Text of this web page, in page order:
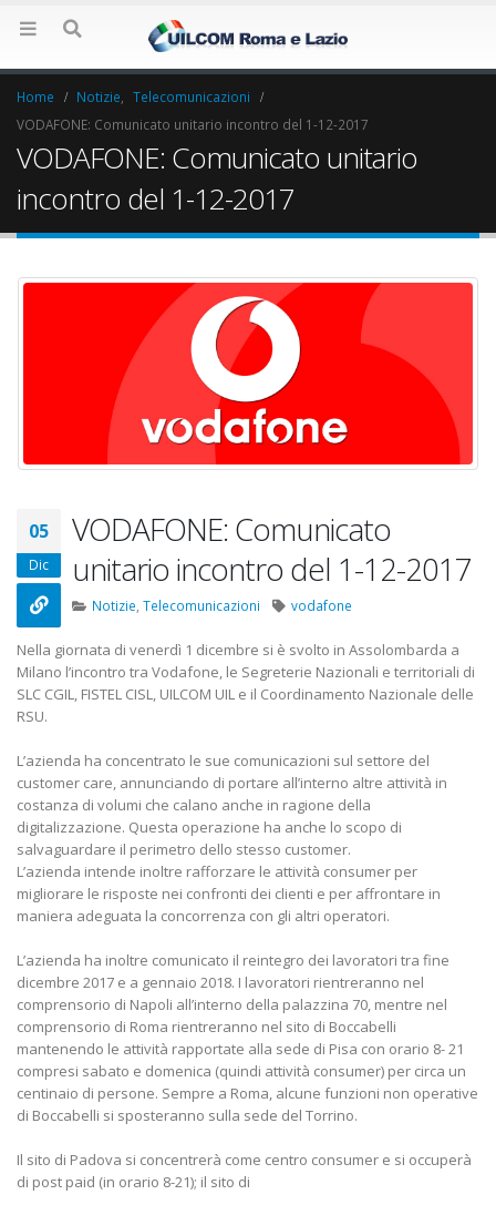
Home Notizie, Telecomunicazioni
VODAFONE: Comunicato unitario incontro del 1-12-2017
VODAFONE: Comunicato unitario
incontro del 1-12-2017
05
Dic
VODAFONE: Comunicato
unitario incontro del 1-12-2017
Notizie Telecomunicazioni vodafone
Nella giornata di venerdì 1 dicembre si è svolto in Assolombarda a
Milano l’incontro tra Vodafone, le Segreterie Nazionali e territoriali di
SLC CGIL, FISTEL CISL, UILCOM UIL e il Coordinamento Nazionale delle
RSU.
L’azienda ha concentrato le sue comunicazioni sul settore del
customer care, annunciando di portare all’interno altre attività in
costanza di volumi che calano anche in ragione della
digitalizzazione. Questa operazione ha anche lo scopo di
salvaguardare il perimetro dello stesso customer.
L’azienda intende inoltre rafforzare le attività consumer per
migliorare le risposte nei confronti dei clienti e per affrontare in
maniera adeguata la concorrenza con gli altri operatori.
L’azienda ha inoltre comunicato il reintegro dei lavoratori tra fine
dicembre 2017 e a gennaio 2018. I lavoratori rientreranno nel
comprensorio di Napoli all’interno della palazzina 70, mentre nel
comprensorio di Roma rientreranno nel sito di Boccabelli
mantenendo le attività rapportate alla sede di Pisa con orario 8- 21
compresi sabato e domenica (quindi attività consumer) per circa un
centinaio di persone. Sempre a Roma, alcune funzioni non operative
di Boccabelli si sposteranno sulla sede del Torrino.
Il sito di Padova si concentrerà come centro consumer e si occuperà
di post paid (in orario 8-21); il sito di
Elezioni RSU Industria
Elezioni RSU TIM Servizi
Digitali
13 Ottobre 2022
Telecom: sciopero contro
lo scorporo della rete
21 Giugno 2022
Elezioni RSU La7
Elezioni RSU
R.T.I.
Convenzione
Centro Estetico
20 Gennaio 2022